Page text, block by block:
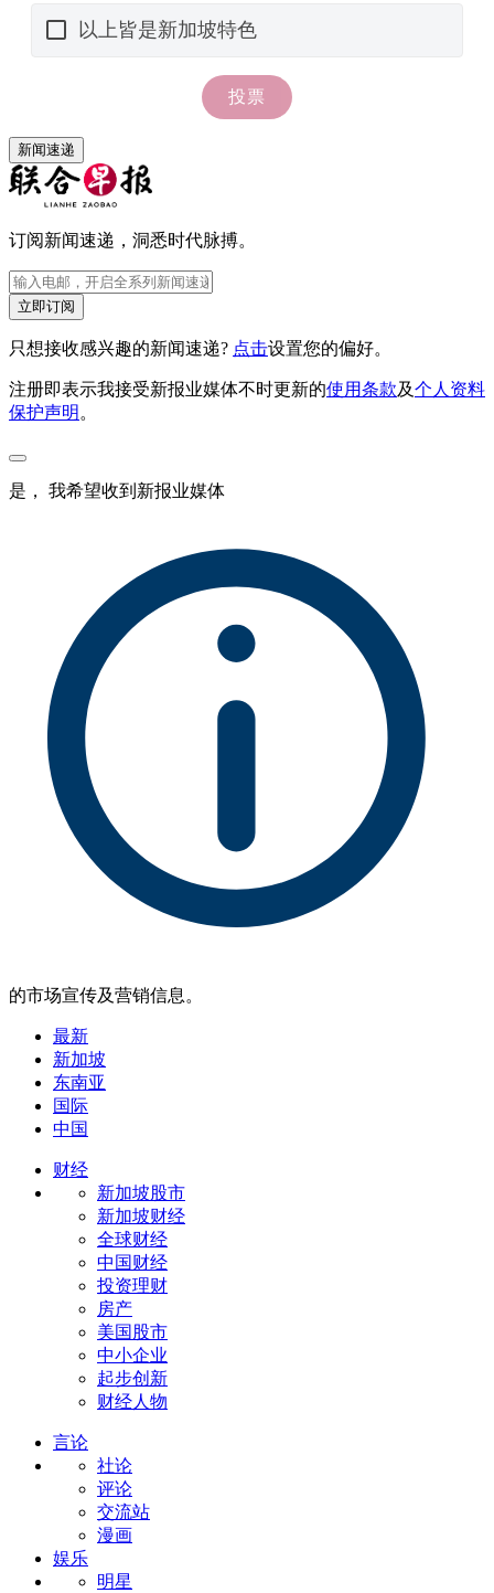
新闻速递
订阅新闻速递，洞悉时代脉搏。
立即订阅
只想接收感兴趣的新闻速递? 点击设置您的偏好。
注册即表示我接受新报业媒体不时更新的使用条款及个人资料
保护声明 。
是， 我希望收到新报业媒体
的市场宣传及营销信息。
最新
新加坡
东南亚
国际
中国
财经
新加坡股市
新加坡财经
全球财经
中国财经
投资理财
房产
美国股市
中小企业
起步创新
财经人物
言论
社论
评论
交流站
漫画
娱乐
明星